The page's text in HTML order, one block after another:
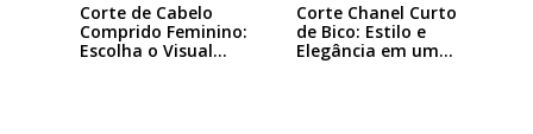
Corte de Cabelo
Comprido Feminino:
Escolha o Visual…
Corte Chanel Curto
de Bico: Estilo e
Elegância em um…